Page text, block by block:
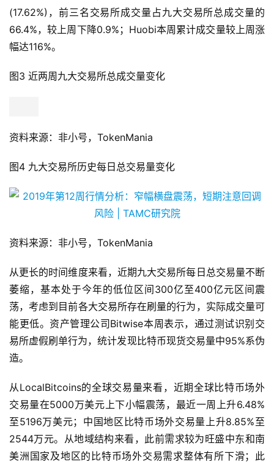
Huobi (25.71%)，Bithumb (23.02%)，BitMEX
(17.62%)，前三名交易所成交量占九大交易所总成交量的
66.4%，较上周下降0.9%；Huobi本周累计成交量较上周涨
从更长的时间维度来看，近期九大交易所每日总交易量不断
萎缩，基本处于今年的低位区间300亿至400亿元区间震
荡，考虑到目前各大交易所存在刷量的行为，实际成交量可
能更低。资产管理公司Bitwise本周表示，通过测试识别交
易所虚假刷单行为，统计发现比特币现货交易量中95%系伪
从LocalBitcoins的全球交易量来看，近期全球比特币场外
交易量在5000万美元上下小幅震荡，最近一周上升6.48%
至5196万美元；中国地区比特币场外交易量上升8.85%至
2544万元。从地域结构来看，此前需求较为旺盛中东和南